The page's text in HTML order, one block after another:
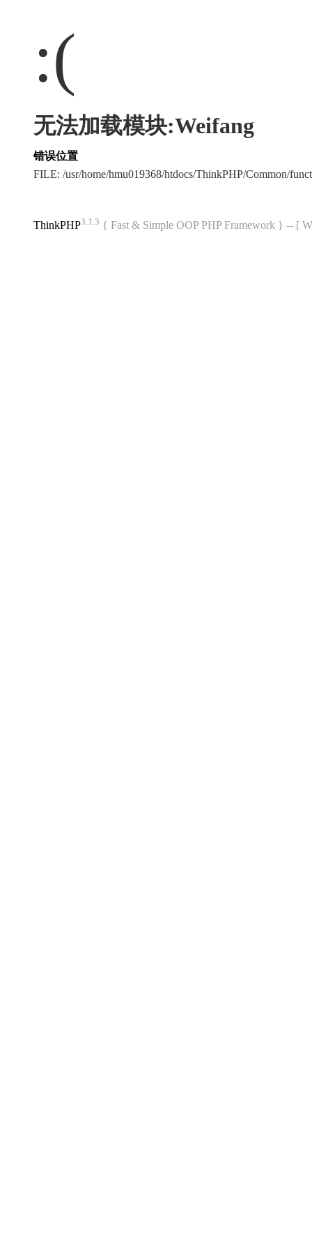
:(
无法加载模块:Weifang
错误位置
FILE: /usr/home/hmu019368/htdocs/ThinkPHP/Common/
ThinkPHP3.1.3 { Fast & Simple OOP PHP Framework } -- [